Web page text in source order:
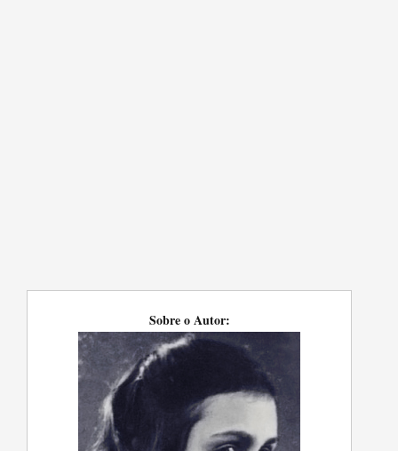
Sobre o Autor: